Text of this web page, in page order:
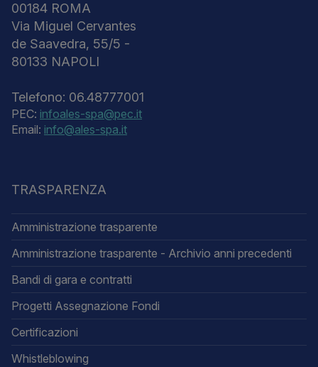
00184 ROMA
Via Miguel Cervantes
de Saavedra, 55/5 -
80133 NAPOLI
Telefono: 06.48777001
PEC: infoales-spa@pec.it
Email: info@ales-spa.it
TRASPARENZA
Amministrazione trasparente
Amministrazione trasparente - Archivio anni precedenti
Bandi di gara e contratti
Progetti Assegnazione Fondi
Certificazioni
Whistleblowing